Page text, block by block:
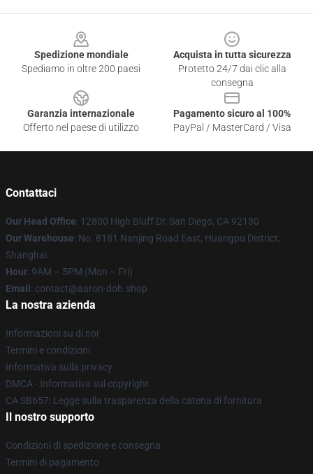
Spedizione mondiale
Spediamo in oltre 200 paesi
Acquista in tutta sicurezza
Protetto 24/7 dai clic alla
consegna
Garanzia internazionale
Offerto nel paese di utilizzo
Pagamento sicuro al 100%
PayPal / MasterCard / Visa
Contattaci
Our Head Office: 12800 High Bluff Dr, San Diego, CA 92130
Our Warehouse: No. 8181 Nanjing Road East, Huangpu District,
Shanghai
Hour: 9AM – 5PM (Mon – Fri)
Email : contact@aaron-doh.shop
La nostra azienda
Informazioni su di noi
Termini e condizioni
Informativa sulla privacy
DMCA - Informativa sul copyright
CA SB657: Legge sulla trasparenza della catena di fornitura
Il nostro supporto
Condizioni di spedizione e consegna
Termini di pagamento